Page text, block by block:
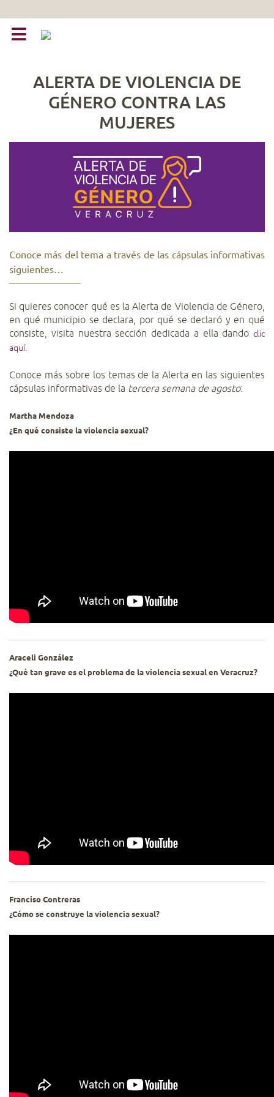
ALERTA DE VIOLENCIA DE
GÉNERO CONTRA LAS
MUJERES
Conoce más del tema a través de las cápsulas informativas
siguientes…
Si quieres conocer qué es la Alerta de Violencia de Género,
en qué municipio se declara, por qué se declaró y en qué
consiste, visita nuestra sección dedicada a ella dando clic
aquí.
Conoce más sobre los temas de la Alerta en las siguientes
cápsulas informativas de la tercera semana de agosto:
Martha Mendoza
¿En qué consiste la violencia sexual?
Araceli González
¿Qué tan grave es el problema de la violencia sexual en Veracruz?
Franciso Contreras
¿Cómo se construye la violencia sexual?